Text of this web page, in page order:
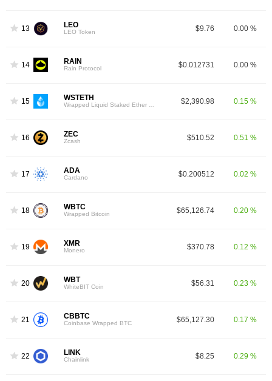
13 LEO
LEO Token $9.76 0.00 %
14 RAIN
Rain Protocol $0.012731 0.00 %
15 WSTETH $2,390.98 0.15 %
16 ZEC
Zcash $510.52 0.51 %
17 ADA
Cardano $0.200512 0.02 %
18 WBTC
Wrapped Bitcoin $65,126.74 0.20 %
19 XMR
Monero $370.78 0.12 %
20 WBT
WhiteBIT Coin $56.31 0.23 %
21 CBBTC
Coinbase Wrapped BTC $65,127.30 0.17 %
22 LINK
Chainlink $8.25 0.29 %